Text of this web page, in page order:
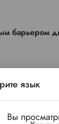
язык
Вы